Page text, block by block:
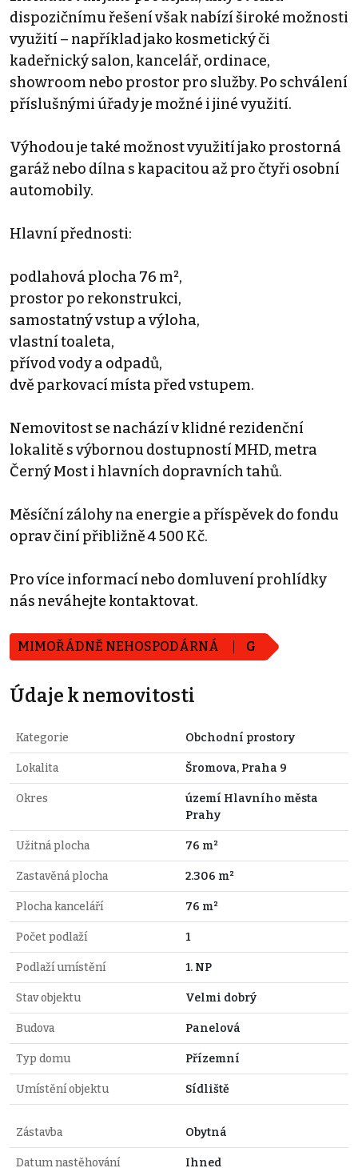
dispozičnímu řešení však nabízí široké možnosti
využití – například jako kosmetický či
kadeřnický salon, kancelář, ordinace,
showroom nebo prostor pro služby. Po schválení
příslušnými úřady je možné i jiné využití.
Výhodou je také možnost využití jako prostorná
garáž nebo dílna s kapacitou až pro čtyři osobní
automobily.
Hlavní přednosti:
podlahová plocha 76 m²,
prostor po rekonstrukci,
samostatný vstup a výloha,
vlastní toaleta,
přívod vody a odpadů,
dvě parkovací místa před vstupem.
Nemovitost se nachází v klidné rezidenční
lokalitě s výbornou dostupností MHD, metra
Černý Most i hlavních dopravních tahů.
Měsíční zálohy na energie a příspěvek do fondu
oprav činí přibližně 4 500 Kč.
Pro více informací nebo domluvení prohlídky
nás neváhejte kontaktovat.
MIMOŘÁDNĚ NEHOSPODÁRNÁ G
Údaje k nemovitosti
Kategorie Obchodní prostory
Lokalita Šromova, Praha 9
Okres
území Hlavního města
Prahy
Užitná plocha 76 m²
Zastavěná plocha 2.306 m²
Plocha kanceláří 76 m²
Počet podlaží 1
Podlaží umístění 1. NP
Stav objektu Velmi dobrý
Budova Panelová
Typ domu Přízemní
Umístění objektu Sídliště
Zástavba Obytná
Datum nastěhování Ihned